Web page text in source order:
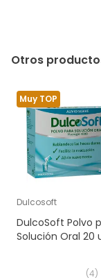
Otros
Muy TOP
Dulcosoft
DulcoSoft Polvo
Solución Oral 20
(4)